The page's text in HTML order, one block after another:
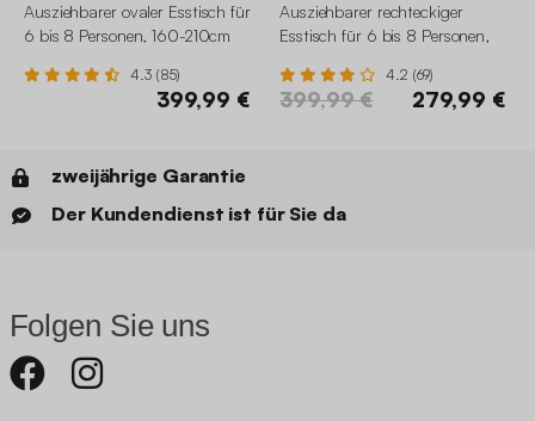
Ausziehbarer ovaler Esstisch für
6 bis 8 Personen, 160-210cm
4.3 (85)
399,99 €
Ausziehbarer rechteckiger
Esstisch für 6 bis 8 Personen,
4.2 (69)
399,99 € 279,99 €
zweijährige Garantie
Der Kundendienst ist für Sie da
Folgen Sie uns